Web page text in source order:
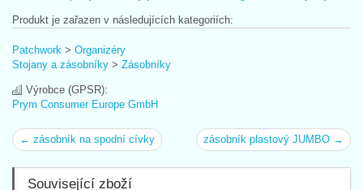
Produkt je zařazen v následujících kategoriích:
Patchwork > Organizéry
Stojany a zásobníky > Zásobníky
Výrobce (GPSR):
Prym Consumer Europe GmbH
← zásobník na spodní cívky zásobník plastový JUMBO →
Související zboží